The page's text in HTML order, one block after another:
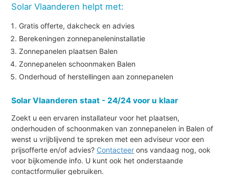
Solar Vlaanderen helpt met:
Gratis offerte, dakcheck en advies
Berekeningen zonnepaneleninstallatie
Zonnepanelen plaatsen Balen
Zonnepanelen schoonmaken Balen
Onderhoud of herstellingen aan zonnepanelen
Solar Vlaanderen staat - 24/24 voor u klaar
Zoekt u een ervaren installateur voor het plaatsen,
onderhouden of schoonmaken van zonnepanelen in Balen of
wenst u vrijblijvend te spreken met een adviseur voor een
prijsofferte en/of advies? Contacteer ons vandaag nog, ook
voor bijkomende info. U kunt ook het onderstaande
contactformulier gebruiken.